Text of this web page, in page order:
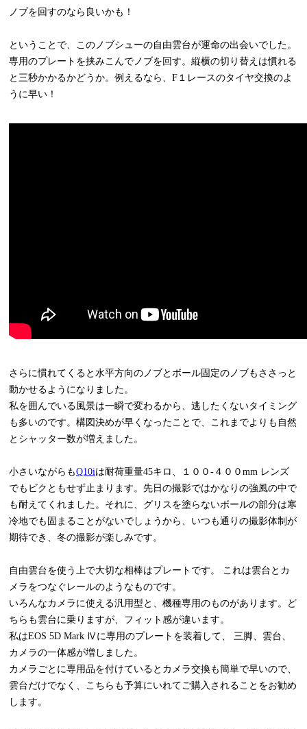
ノブを回すのなら良いかも！
ということで、このノブシューの自由雲台が運命の出会いでした。
専用のプレートを挟みこんでノブを回す。縦横の切り替えは慣れる
と三秒かかるかどうか。例えるなら、F１レースのタイヤ交換のよ
うに早い！
さらに慣れてくると水平方向のノブとボール固定のノブもささっと
動かせるようになりました。
私を囲んでいる風景は一瞬で変わるから、逃したくないタイミング
も多いのです。構図決めが早くなったことで、これまでよりも自然
とシャッター数が増えました。
小さいながらもQ10iは耐荷重量45キロ、１００-４００mm レンズ
でもビクともせず止まります。先日の撮影ではかなりの強風の中で
も耐えてくれました。それに、グリスを塗らないボールの部分は寒
冷地でも固まることがないでしょうから、いつも通りの撮影体制が
期待でき、冬の撮影が楽しみです。
自由雲台を使う上で大切な相棒はプレートです。 これは雲台とカ
メラをつなぐレールのようなものです。
いろんなカメラに使える汎用型と、機種専用のものがあります。ど
ちらも雲台に乗りますが、フィット感が違います。
私はEOS 5D Mark Ⅳに専用のプレートを装着して、 三脚、雲台、
カメラの一体感が増しました。
カメラごとに専用品を付けているとカメラ交換も簡単で早いので、
雲台だけでなく、こちらも予算にいれてご購入されることをお勧め
します。